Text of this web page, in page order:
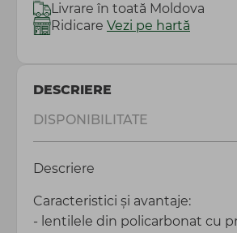
Livrare în toată Moldova
Ridicare Vezi pe hartă
DESCRIERE
DISPONIBILITATE
Descriere
Caracteristici și avantaje:
- lentilele din policarbonat cu